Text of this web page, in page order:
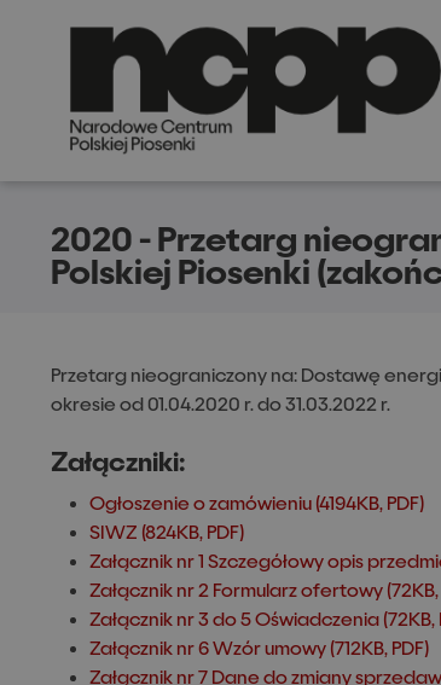
2020 - Przetarg
Polskiej Piosenki
Przetarg nieograniczony na: Dostawę
okresie od 01.04.2020 r. do 31.03.2022 r.
Załączniki:
Ogłoszenie o zamówieniu (4194KB, PDF)
SIWZ (824KB, PDF)
Załącznik nr 1 Szczegółowy opis
Załącznik nr 2 Formularz ofertowy
Załącznik nr 3 do 5 Oświadczenia (72KB,
Załącznik nr 6 Wzór umowy (712KB, PDF)
Załącznik nr 7 Dane do zmiany